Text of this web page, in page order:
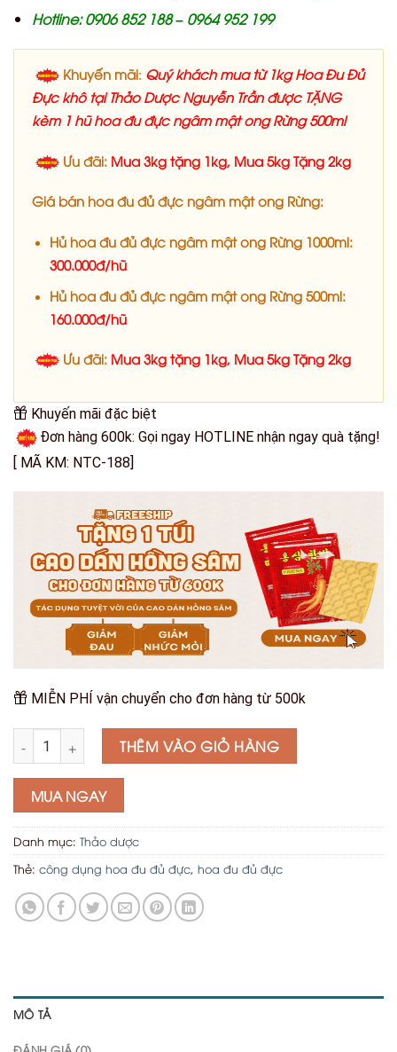
Hotline: 0906 852 188 – 0964 952 199
Khuyến mãi: Quý khách mua từ 1kg Hoa Đu Đủ
Đực khô tại Thảo Dược Nguyễn Trần được TẶNG
kèm 1 hũ hoa đu đực ngâm mật ong Rừng 500ml
Ưu đãi: Mua 3kg tặng 1kg, Mua 5kg Tặng 2kg
Giá bán hoa đu đủ đực ngâm mật ong Rừng:
Hủ hoa đu đủ đực ngâm mật ong Rừng 1000ml:
300.000đ/hũ
Hủ hoa đu đủ đực ngâm mật ong Rừng 500ml:
160.000đ/hũ
Ưu đãi: Mua 3kg tặng 1kg, Mua 5kg Tặng 2kg
Khuyến mãi đặc biệt
Đơn hàng 600k: Gọi ngay HOTLINE nhận ngay quà tặng!
[ MÃ KM: NTC-188]
MIỄN PHÍ vận chuyển cho đơn hàng từ 500k
Hoa Đu Đủ Đực số lượngTHÊM VÀO GIỎ HÀNG
MUA NGAY
Danh mục: Thảo dược
Thẻ: công dụng hoa đu đủ đực, hoa đu đủ đực
MÔ TẢ